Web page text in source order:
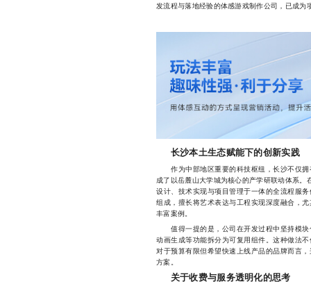
发流程与落地经验的体感游戏制作公司，已成为
长沙本土生态赋能下的创新实践
作为中部地区重要的科技枢纽，长沙不仅拥
成了以岳麓山大学城为核心的产学研联动体系。
设计、技术实现与项目管理于一体的全流程服
组成，擅长将艺术表达与工程实现深度融合，
丰富案例。
值得一提的是，公司在开发过程中坚持模块
动画生成等功能拆分为可复用组件。这种做法
对于预算有限但希望快速上线产品的品牌而言
方案。
关于收费与服务透明化的思考